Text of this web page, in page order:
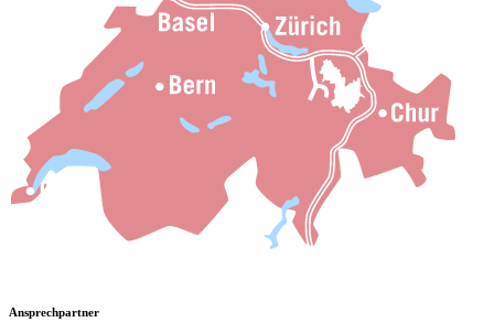
Ansprechpartner